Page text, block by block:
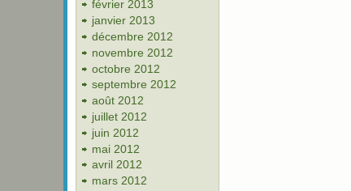
février 2013
janvier 2013
décembre 2012
novembre 2012
octobre 2012
septembre 2012
août 2012
juillet 2012
juin 2012
mai 2012
avril 2012
mars 2012